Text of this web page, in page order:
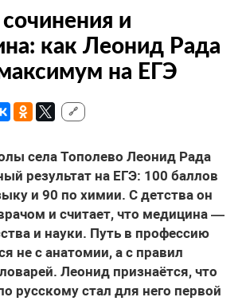
и
как Леонид Рада
на ЕГЭ
🔗
села Тополево Леонид Рада
результат на ЕГЭ: 100 баллов
и 90 по химии. С детства он
и считает, что медицина —
и науки. Путь в профессию
не с анатомии, а с правил
Леонид признаётся, что
русскому стал для него первой